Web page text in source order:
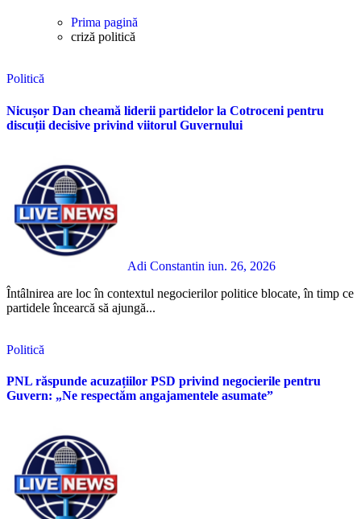
Prima pagină
criză politică
Politică
Nicușor Dan cheamă liderii partidelor la Cotroceni pentru
discuții decisive privind viitorul Guvernului
Adi Constantin iun. 26, 2026
Întâlnirea are loc în contextul negocierilor politice blocate, în timp ce
partidele încearcă să ajungă...
Politică
PNL răspunde acuzațiilor PSD privind negocierile pentru
Guvern: „Ne respectăm angajamentele asumate”